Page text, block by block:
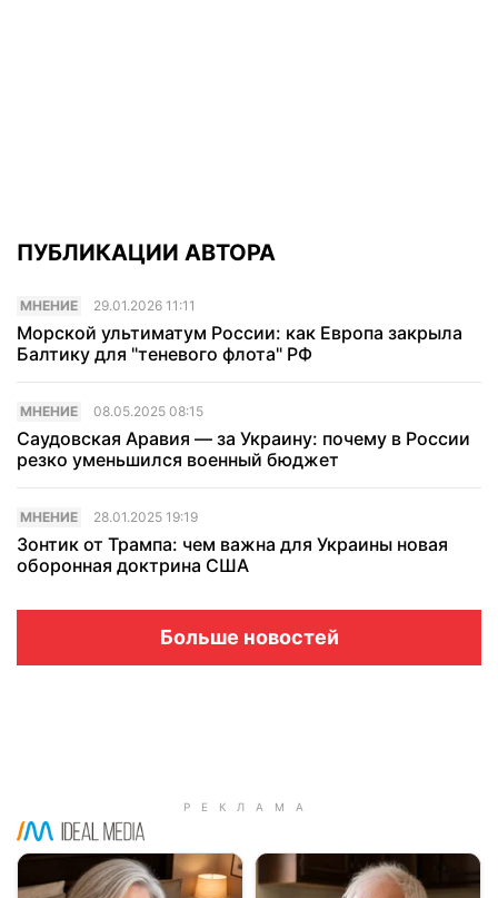
ПУБЛИКАЦИИ АВТОРА
МНЕНИЕ 29.01.2026 11:11
Морской ультиматум России: как Европа закрыла
Балтику для "теневого флота" РФ
МНЕНИЕ 08.05.2025 08:15
Саудовская Аравия — за Украину: почему в России
резко уменьшился военный бюджет
МНЕНИЕ 28.01.2025 19:19
Зонтик от Трампа: чем важна для Украины новая
оборонная доктрина США
Больше новостей